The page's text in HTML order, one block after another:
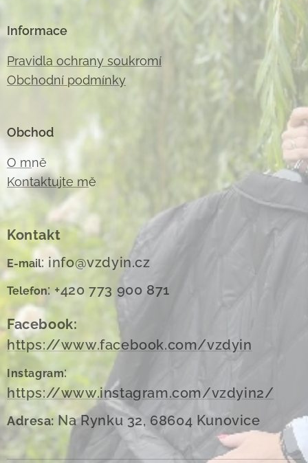
Informace
Pravidla ochrany soukromí
Obchodní podmínky
Obchod
O mně
Kontaktujte mě
Kontakt
E-mail: info@vzdyin.cz
Telefon: +420 773 900 871
Facebook:
https://www.facebook.com/vzdyin
Instagram:
https://www.instagram.com/vzdyin2/
Adresa: Na Rynku 32, 68604 Kunovice